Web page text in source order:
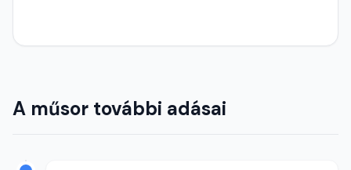
A műsor további adásai